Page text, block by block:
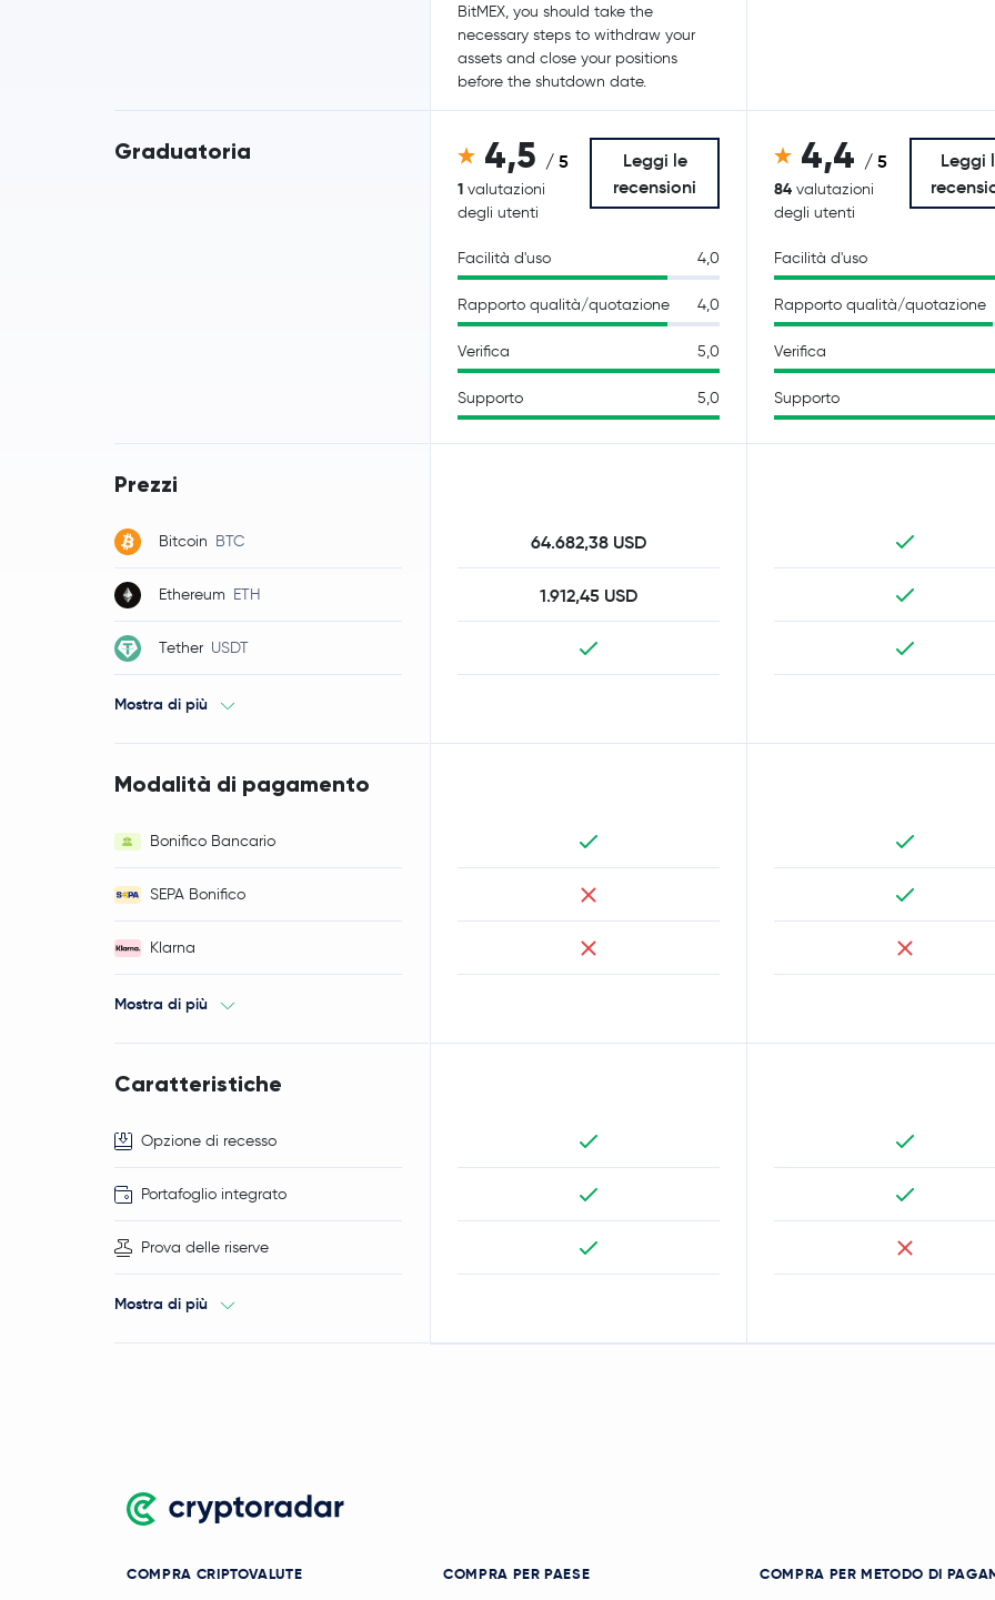
Graduatoria
Prezzi
Bitcoin BTC
Ethereum ETH
Tether USDT
Mostra di più
Modalità di pagamento
Bonifico Bancario
SEPA Bonifico
Klarna
Mostra di più
Caratteristiche
Opzione di recesso
Portafoglio integrato
Prova delle riserve
Mostra di più
BitMEX, you should take the
necessary steps to withdraw your
assets and close your positions
before the shutdown date.
4,5 / 5
1 valutazioni
degli utenti
Leggi le
recensioni
Facilità d'uso 4,0
Rapporto qualità/quotazione 4,0
Verifica 5,0
Supporto 5,0
64.682,38 USD
1.912,45 USD
4,4 / 5
84 valutazioni
degli utenti
Leggi
Facilità d'uso
Rapporto qualità/quotazione
Verifica
Supporto
COMPRA CRIPTOVALUTE COMPRA PER PAESE COMPRA PER METODO DI